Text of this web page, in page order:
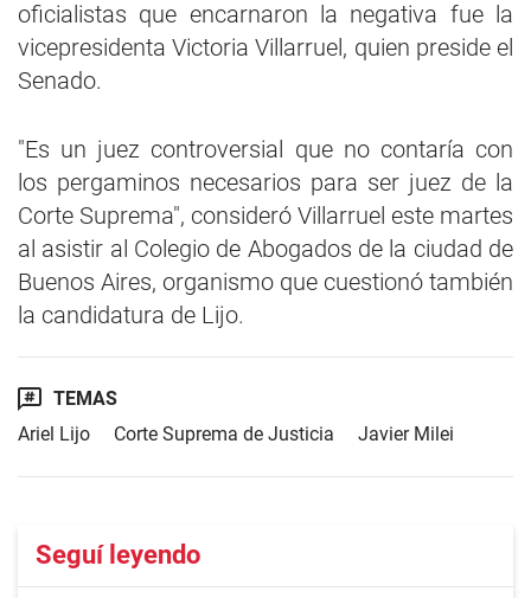
oficialistas que encarnaron la negativa fue la
vicepresidenta Victoria Villarruel, quien preside el
Senado.
"Es un juez controversial que no contaría con
los pergaminos necesarios para ser juez de la
Corte Suprema", consideró Villarruel este martes
al asistir al Colegio de Abogados de la ciudad de
Buenos Aires, organismo que cuestionó también
la candidatura de Lijo.
TEMAS
Ariel Lijo
Corte Suprema de Justicia Javier Milei
Seguí leyendo